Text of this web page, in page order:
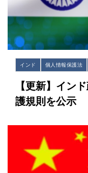
インド 個人情報保護法
【更新】イン
護規則を公示